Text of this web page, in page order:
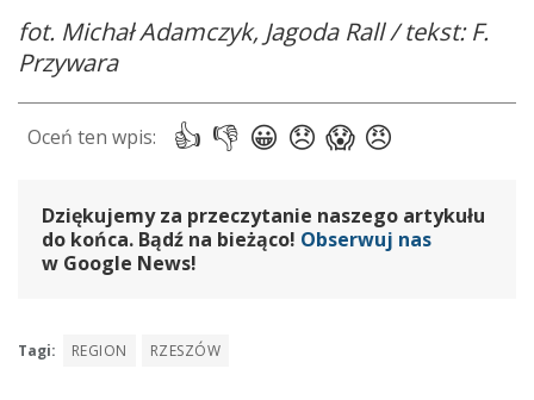
fot. Michał Adamczyk, Jagoda Rall / tekst: F.
Przywara
Dziękujemy za przeczytanie naszego artykułu
do końca. Bądź na bieżąco! Obserwuj nas
w Google News!
Tagi: REGION RZESZÓW